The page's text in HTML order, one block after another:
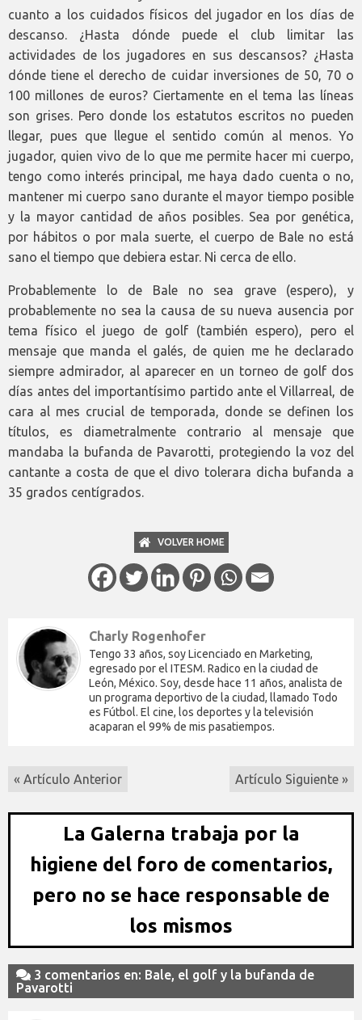
cuanto a los cuidados físicos del jugador en los días de
descanso. ¿Hasta dónde puede el club limitar las
actividades de los jugadores en sus descansos? ¿Hasta
dónde tiene el derecho de cuidar inversiones de 50, 70 o
100 millones de euros? Ciertamente en el tema las líneas
son grises. Pero donde los estatutos escritos no pueden
llegar, pues que llegue el sentido común al menos. Yo
jugador, quien vivo de lo que me permite hacer mi cuerpo,
tengo como interés principal, me haya dado cuenta o no,
mantener mi cuerpo sano durante el mayor tiempo posible
y la mayor cantidad de años posibles. Sea por genética,
por hábitos o por mala suerte, el cuerpo de Bale no está
sano el tiempo que debiera estar. Ni cerca de ello.
Probablemente lo de Bale no sea grave (espero), y
probablemente no sea la causa de su nueva ausencia por
tema físico el juego de golf (también espero), pero el
mensaje que manda el galés, de quien me he declarado
siempre admirador, al aparecer en un torneo de golf dos
días antes del importantísimo partido ante el Villarreal, de
cara al mes crucial de temporada, donde se definen los
títulos, es diametralmente contrario al mensaje que
mandaba la bufanda de Pavarotti, protegiendo la voz del
cantante a costa de que el divo tolerara dicha bufanda a
35 grados centígrados.
VOLVER HOME
Charly Rogenhofer
Tengo 33 años, soy Licenciado en Marketing,
egresado por el ITESM. Radico en la ciudad de
León, México. Soy, desde hace 11 años, analista de
un programa deportivo de la ciudad, llamado Todo
es Fútbol. El cine, los deportes y la televisión
acaparan el 99% de mis pasatiempos.
« Artículo Anterior Artículo Siguiente »
La Galerna trabaja por la
higiene del foro de comentarios,
pero no se hace responsable de
los mismos
3 comentarios en: Bale, el golf y la bufanda de
Pavarotti